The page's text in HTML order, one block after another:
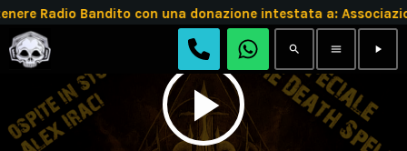
Bandito con una donazione intestata a:
search menu play_arrow
play_arrow